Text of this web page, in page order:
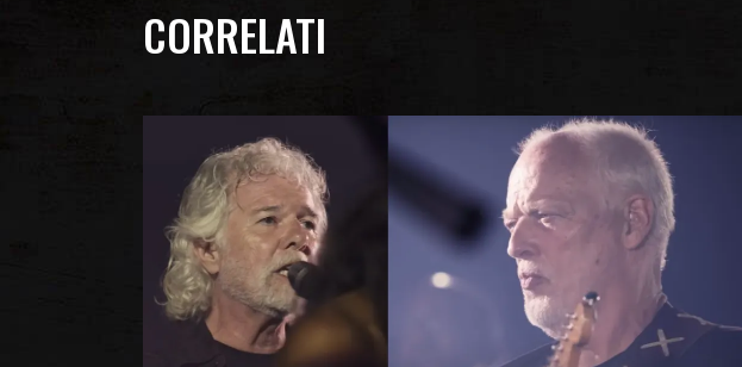
CORRELATI